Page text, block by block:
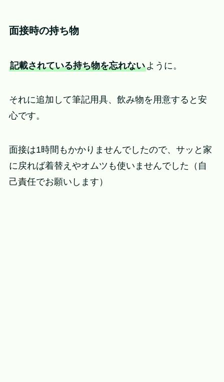
面接時の持ち物
記載されている持ち物を忘れないように。
それに追加して筆記用具、飲み物を用意すると安
心です。
面接は1時間もかかりませんでしたので、サッと家
に戻れば着替えやオムツも使いませんでした（自
己責任でお願いします）